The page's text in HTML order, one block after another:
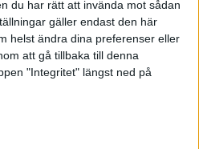
du har rätt att invända mot sådan
gäller endast den här
helst ändra dina preferenser eller
att gå tillbaka till denna
"Integritet" längst ned på
d v s
men däremot